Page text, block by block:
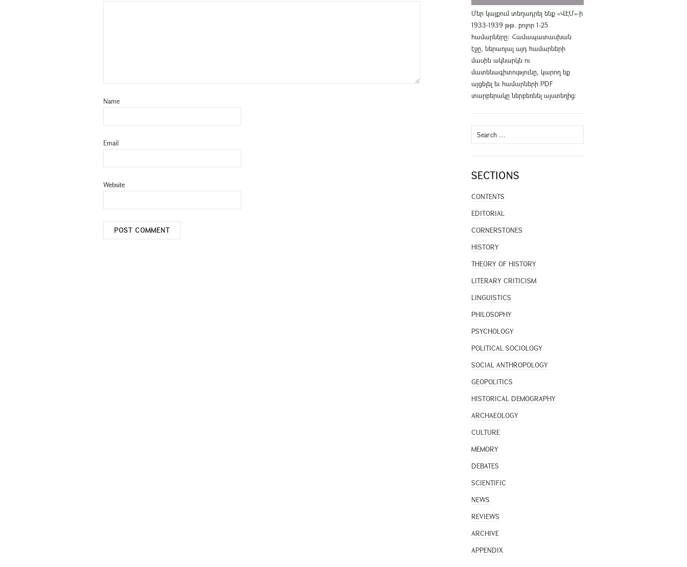
Name
Email
Website
Մեր կայքում տեղադրել ենք «ՎԷՄ»-ի
1933-1939 թթ. բոլոր 1-25
համարները։ Համապատասխան
էջը, ներառյալ այդ համարների
մասին ակնարկն ու
մատենագիտությունը, կարող եք
այցելել եւ համարների PDF
տարբերակը ներբեռնել այստեղից։
Search
for:
SECTIONS
CONTENTS
EDITORIAL
CORNERSTONES
HISTORY
THEORY OF HISTORY
LITERARY CRITICISM
LINGUISTICS
PHILOSOPHY
PSYCHOLOGY
POLITICAL SOCIOLOGY
SOCIAL ANTHROPOLOGY
GEOPOLITICS
HISTORICAL DEMOGRAPHY
ARCHAEOLOGY
CULTURE
MEMORY
DEBATES
SCIENTIFIC
NEWS
REVIEWS
ARCHIVE
APPENDIX